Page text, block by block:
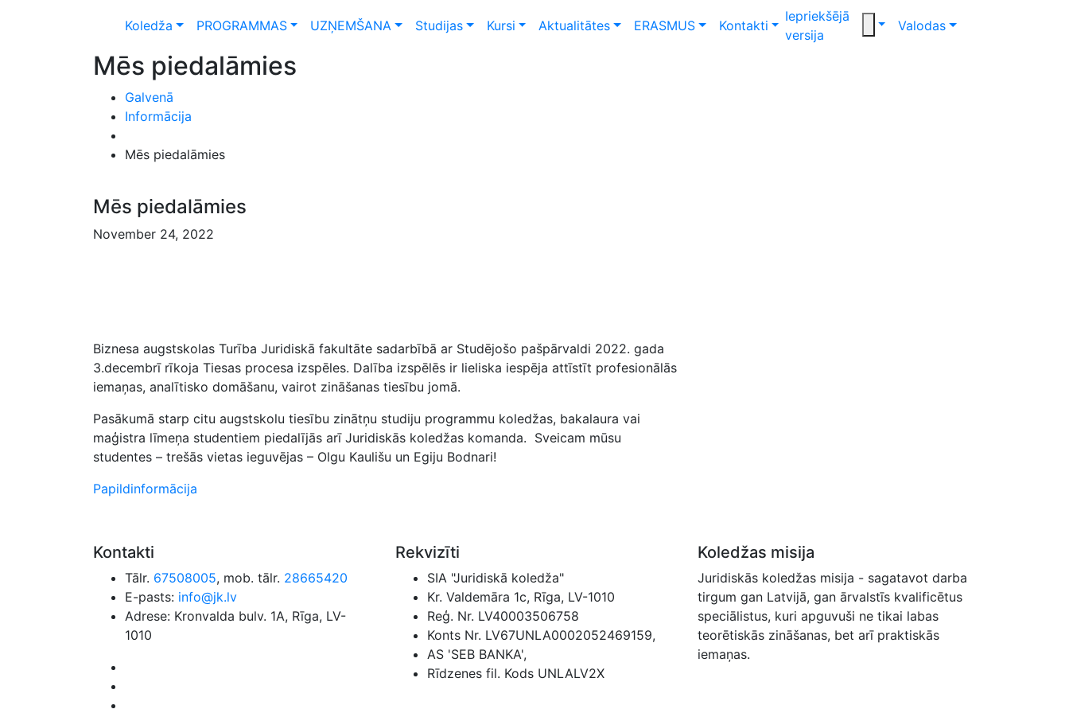
Koledža PROGRAMMAS UZŅEMŠANA Studijas Kursi Aktualitātes ERASMUS Kontakti
Iepriekšējā
versija
Valodas
Mēs piedalāmies
Galvenā
Informācija
Mēs piedalāmies
Mēs piedalāmies
November 24, 2022
Biznesa augstskolas Turība Juridiskā fakultāte sadarbībā ar Studējošo pašpārvaldi 2022. gada
3.decembrī rīkoja Tiesas procesa izspēles. Dalība izspēlēs ir lieliska iespēja attīstīt profesionālās
iemaņas, analītisko domāšanu, vairot zināšanas tiesību jomā.
Pasākumā starp citu augstskolu tiesību zinātņu studiju programmu koledžas, bakalaura vai
maģistra līmeņa studentiem piedalījās arī Juridiskās koledžas komanda. Sveicam mūsu
studentes – trešās vietas ieguvējas – Olgu Kaulišu un Egiju Bodnari!
Papildinformācija
Kontakti
Tālr. 67508005, mob. tālr. 28665420
E-pasts: info@jk.lv
Adrese: Kronvalda bulv. 1A, Rīga, LV-
1010
Rekvizīti
SIA "Juridiskā koledža"
Kr. Valdemāra 1c, Rīga, LV-1010
Reģ. Nr. LV40003506758
Konts Nr. LV67UNLA0002052469159,
AS 'SEB BANKA',
Rīdzenes fil. Kods UNLALV2X
Koledžas misija
Juridiskās koledžas misija - sagatavot darba
tirgum gan Latvijā, gan ārvalstīs kvalificētus
speciālistus, kuri apguvuši ne tikai labas
teorētiskās zināšanas, bet arī praktiskās
iemaņas.